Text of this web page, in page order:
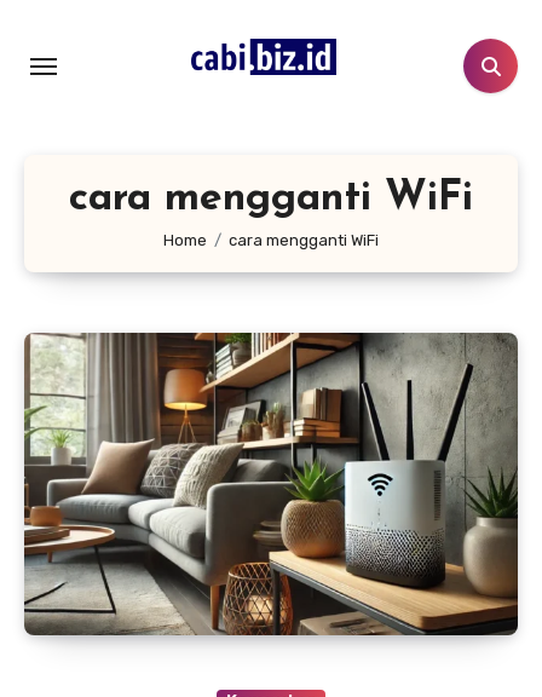
konten
cara mengganti WiFi
Home cara mengganti WiFi